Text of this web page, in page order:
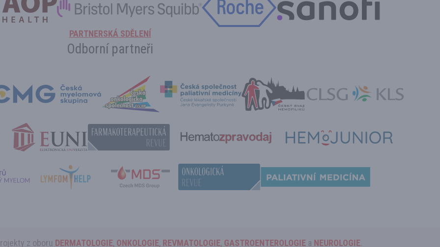
PARTNERSKÁ SDĚLENÍ
Odborní partneři
z oboru DERMATOLOGIE, ONKOLOGIE, REVMATOLOGIE, GASTROENTEROLOGIE a NEUROLOGIE.